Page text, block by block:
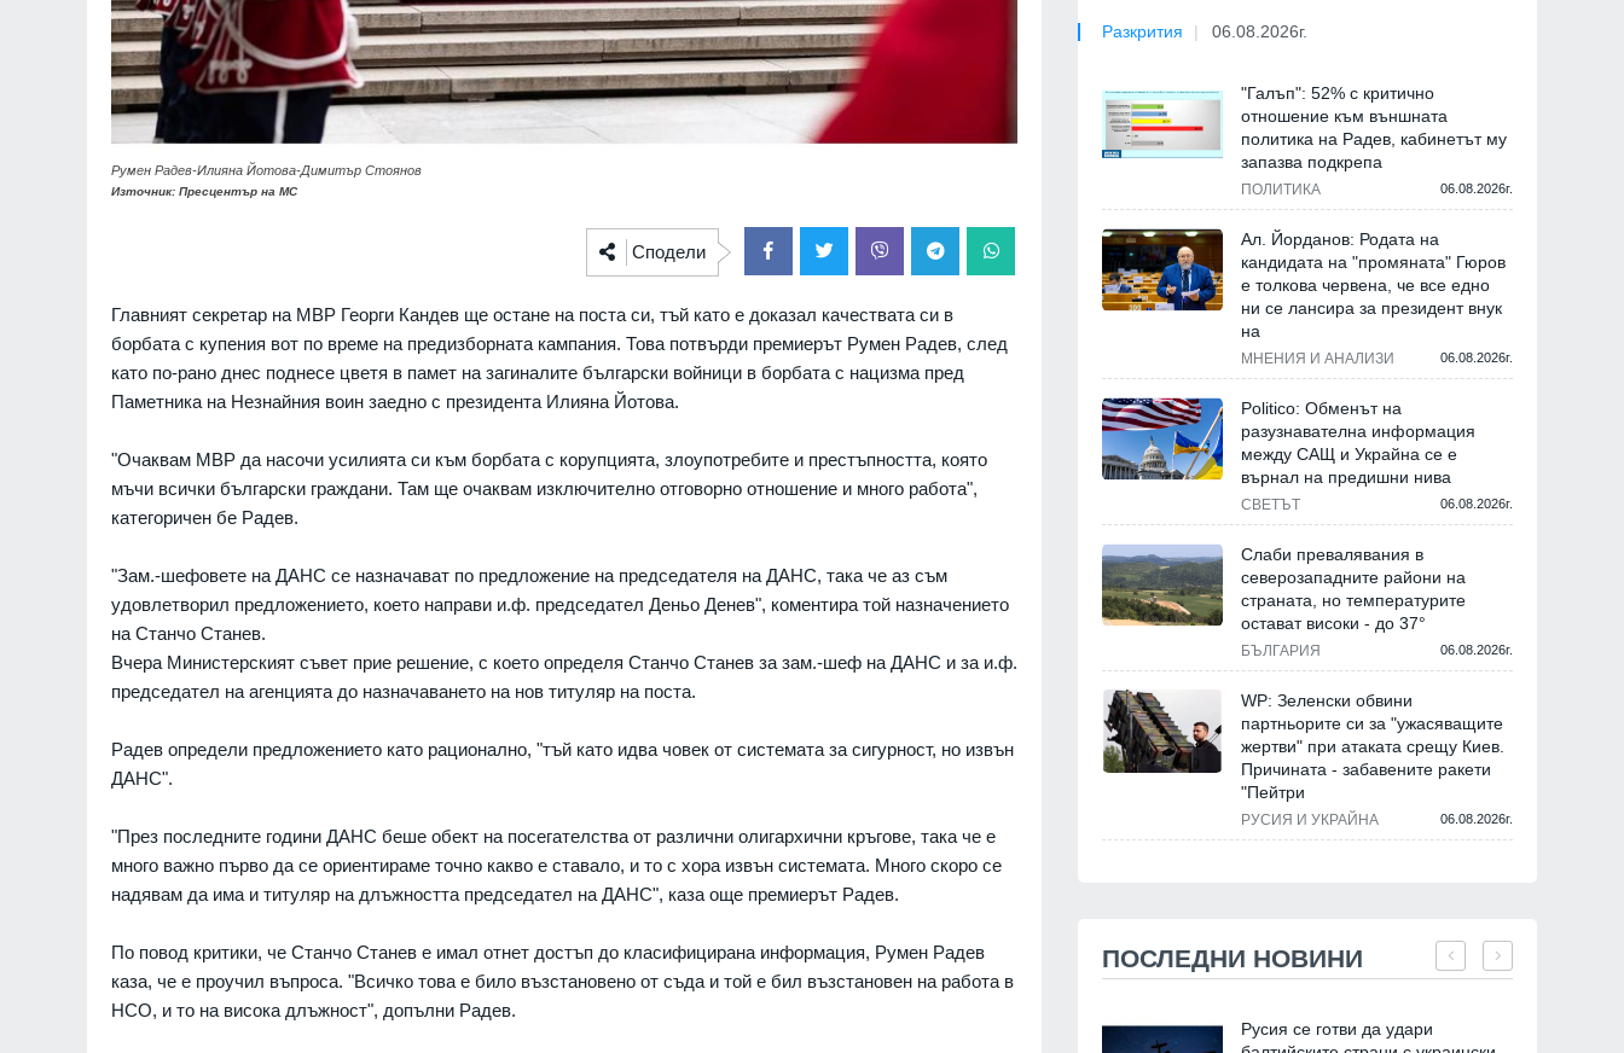
Румен Радев-Илияна Йотова-Димитър Стоянов
Източник: Пресцентър на МС
Сподели
Главният секретар на МВР Георги Кандев ще остане на поста си, тъй като е доказал качествата си в
борбата с купения вот по време на предизборната кампания. Това потвърди премиерът Румен Радев, след
като по-рано днес поднесе цветя в памет на загиналите български войници в борбата с нацизма пред
Паметника на Незнайния воин заедно с президента Илияна Йотова.
"Очаквам МВР да насочи усилията си към борбата с корупцията, злоупотребите и престъпността, която
мъчи всички български граждани. Там ще очаквам изключително отговорно отношение и много работа",
категоричен бе Радев.
"Зам.-шефовете на ДАНС се назначават по предложение на председателя на ДАНС, така че аз съм
удовлетворил предложението, което направи и.ф. председател Деньо Денев", коментира той назначението
на Станчо Станев.
Вчера Министерският съвет прие решение, с което определя Станчо Станев за зам.-шеф на ДАНС и за и.ф.
председател на агенцията до назначаването на нов титуляр на поста.
Радев определи предложението като рационално, "тъй като идва човек от системата за сигурност, но извън
ДАНС".
"През последните години ДАНС беше обект на посегателства от различни олигархични кръгове, така че е
много важно първо да се ориентираме точно какво е ставало, и то с хора извън системата. Много скоро се
надявам да има и титуляр на длъжността председател на ДАНС", каза още премиерът Радев.
По повод критики, че Станчо Станев е имал отнет достъп до класифицирана информация, Румен Радев
каза, че е проучил въпроса. "Всичко това е било възстановено от съда и той е бил възстановен на работа в
НСО, и то на висока длъжност", допълни Радев.
Разкрития 06.08.2026г.
"Галъп": 52% с критично
отношение към външната
политика на Радев, кабинетът му
запазва подкрепа
ПОЛИТИКА 06.08.2026г.
Ал. Йорданов: Родата на
кандидата на "промяната" Гюров
е толкова червена, че все едно
ни се лансира за президент внук
на
МНЕНИЯ И АНАЛИЗИ 06.08.2026г.
Politico: Обменът на
разузнавателна информация
между САЩ и Украйна се е
върнал на предишни нива
СВЕТЪТ 06.08.2026г.
Слаби превалявания в
северозападните райони на
страната, но температурите
остават високи - до 37°
БЪЛГАРИЯ 06.08.2026г.
WP: Зеленски обвини
партньорите си за "ужасяващите
жертви" при атаката срещу Киев.
Причината - забавените ракети
"Пейтри
РУСИЯ И УКРАЙНА 06.08.2026г.
ПОСЛЕДНИ НОВИНИ
Русия се готви да удари